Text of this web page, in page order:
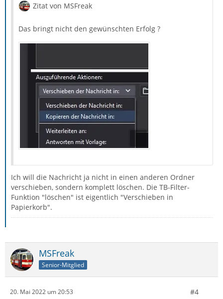
Zitat von MSFreak
Das bringt nicht den gewünschten Erfolg ?
Ich will die Nachricht ja nicht in einen anderen Ordner
verschieben, sondern komplett löschen. Die TB-Filter-
Funktion "löschen" ist eigentlich "Verschieben in
Papierkorb".
MSFreak
Senior-Mitglied
20. Mai 2022 um 20:53 #4